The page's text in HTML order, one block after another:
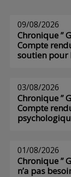
09/08/2026
Chronique ”
Compte
soutien pour
03/08/2026
Chronique ”
Compte
01/08/2026
Chronique ”
n’a pas